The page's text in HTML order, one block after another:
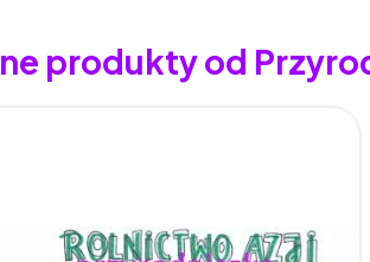
produkty od